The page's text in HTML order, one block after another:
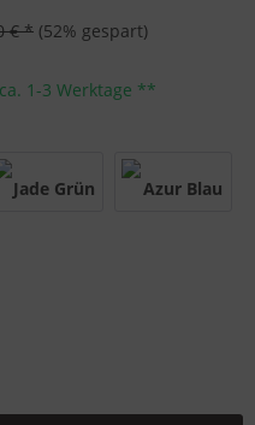
€ * (52% gespart)
1-3 Werktage **